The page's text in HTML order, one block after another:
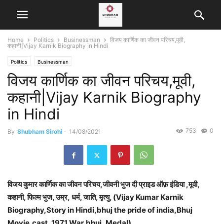
Home Politics Businessman
विजय कार्णिक का जीवन परिचय,मूवी,
कहानी|Vijay Karnik Biography in Hindi
Politics Businessman
विजय कार्णिक का जीवन परिचय,मूवी,
कहानी|Vijay Karnik Biography
in Hindi
By Shubham Sirohi - 14/08/2021 0
753
विजय कुमार कार्णिक का जीवन परिचय,जीवनी भुज दी प्राइड ऑफ़ इंडिया ,मूवी,
कहानी, फिल्म भुज, उम्र, धर्म,जाति, मृत्यु, (Vijay Kumar Karnik
Biography,Story in Hindi,bhuj the pride of india,Bhuj